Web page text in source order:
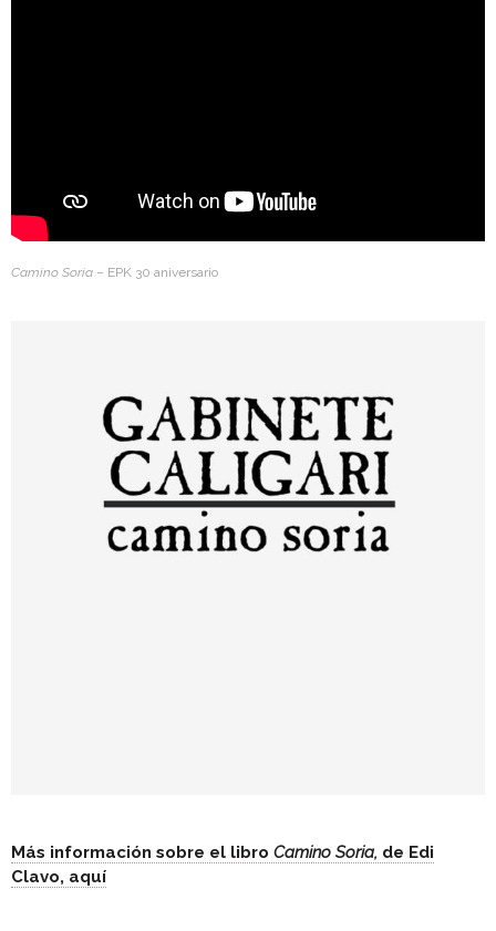
Camino Soria – EPK 30 aniversario
Más información sobre el libro Camino Soria, de Edi
Clavo, aquí